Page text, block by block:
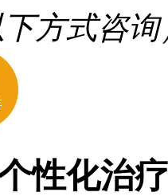
下方式咨询
性化治